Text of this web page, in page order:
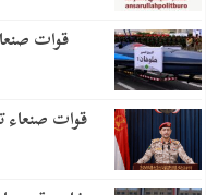
قوات
قوات